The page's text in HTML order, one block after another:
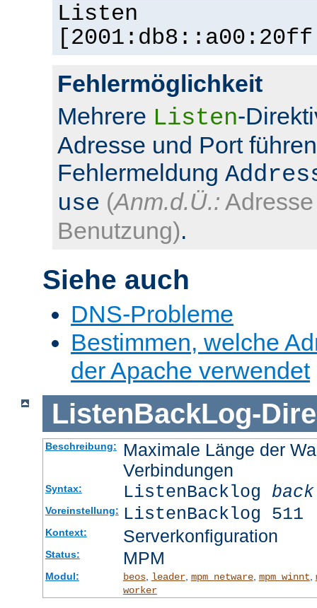
Listen
Fehlermöglichkeit
Mehrere Listen-
Adresse und Port
Fehlermeldung
use (Anm.d.Ü.:
Benutzung).
Siehe auch
DNS-Probleme
Bestimmen, welche
der Apache verwendet
ListenBackLog-
Beschreibung:
Maximale Länge der
Verbindungen
Syntax: ListenBacklog
Voreinstellung: ListenBacklog 511
Kontext: Serverkonfiguration
Status: MPM
Modul: beos, leader, mpm_netware, mpm_winnt,
worker